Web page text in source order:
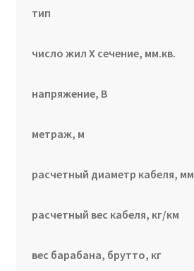
тип
число жил Х сечение, мм.кв.
напряжение, В
метраж, м
расчетный диаметр кабеля, мм
расчетный вес кабеля, кг/км
вес барабана, брутто, кг